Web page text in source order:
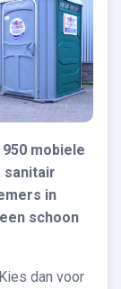
mobiele
in
schoon
dan voor